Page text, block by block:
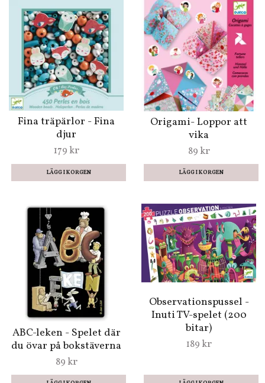
Fina träpärlor - Fina
djur
179 kr
Origami- Loppor att
vika
89 kr
ABC-leken - Spelet där
du övar på bokstäverna
89 kr
Observationspussel -
Inuti TV-spelet (200
bitar)
189 kr